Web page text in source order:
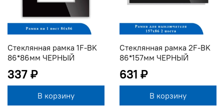
Стеклянная рамка 1F-BK
86*86мм ЧЕРНЫЙ
337 ₽
В корзину
Стеклянная рамка 2F-BK
86*157мм ЧЕРНЫЙ
631 ₽
В корзину